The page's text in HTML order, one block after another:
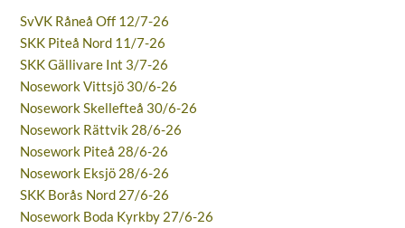
SvVK Råneå Off 12/7-26
SKK Piteå Nord 11/7-26
SKK Gällivare Int 3/7-26
Nosework Vittsjö 30/6-26
Nosework Skellefteå 30/6-26
Nosework Rättvik 28/6-26
Nosework Piteå 28/6-26
Nosework Eksjö 28/6-26
SKK Borås Nord 27/6-26
Nosework Boda Kyrkby 27/6-26